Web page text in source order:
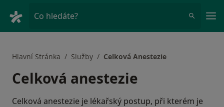
Co hledáte?
Hlavní Stránka Služby Celková Anestezie
Celková anestezie
Celková anestezie je lékařský postup, při kterém je